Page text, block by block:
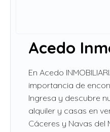
Acedo
En Acedo
importancia de
Ingresa y descubre
alquiler y casas en
Cáceres y Navas del